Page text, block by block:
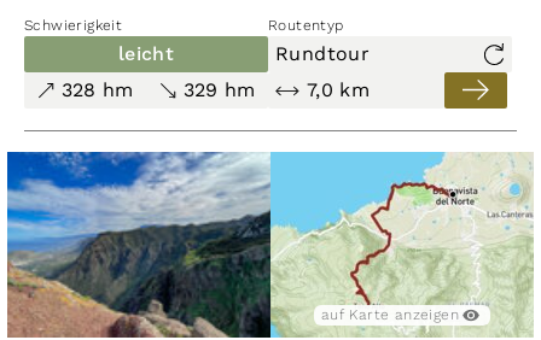
unterschiedliche Eindrücke.
Der Wanderweg verläuft über gut ausgebaute und
markierte Wanderwege, Pisten und kleine Pfade.
Ca. 330 Höhenmeter stehen im Auf- und Abstieg
auf einer Strecke von ca. 7,0 km an. Die Tour
erfordert ein wenig Kondition und an steilen Ab-
und Aufstiegen sind auch Schwindel- und
Trittsicherheit gefragt.
La Sabinita liegt in der Gemeinde Arico oberhalb
von Arico el Nuevo auf ca. 530 Metern über dem
Schwierigkeit Routentyp
leicht
Rundtour
328 hm
329 hm 7,0 km
auf Karte anzeigen